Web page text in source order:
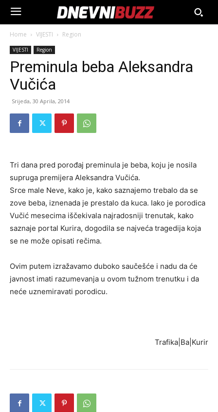
Home VIJESTI Region
VIJESTI Region
Preminula beba Aleksandra
Vučića
Srijeda, 30 Aprila, 2014
Tri dana pred porođaj preminula je beba, koju je nosila
supruga premijera Aleksandra Vučića.
Srce male Neve, kako je, kako saznajemo trebalo da se
zove beba, iznenada je prestalo da kuca. Iako je porodica
Vučić mesecima iščekivala najradosniji trenutak, kako
saznaje portal Kurira, dogodila se najveća tragedija koja
se ne može opisati rečima.
Ovim putem izražavamo duboko saučešće i nadu da će
javnost imati razumevanja u ovom tužnom trenutku i da
neće uznemiravati porodicu.
Trafika|Ba|Kurir